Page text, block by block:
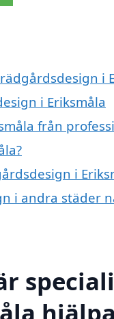
i
i Eriksmåla
från
i
i andra städer